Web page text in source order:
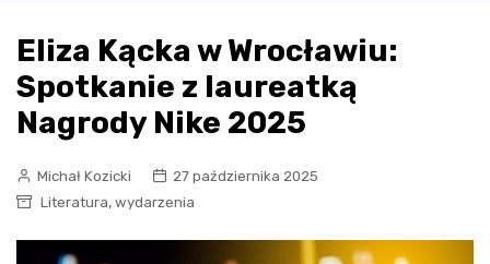
Eliza Kącka w Wrocławiu:
Spotkanie z laureatką
Nagrody Nike 2025
Michał Kozicki
27 października 2025
Literatura, wydarzenia